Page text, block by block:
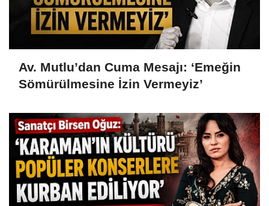
Av. Mutlu’dan Cuma Mesajı: ‘Emeğin
Sömürülmesine İzin Vermeyiz’